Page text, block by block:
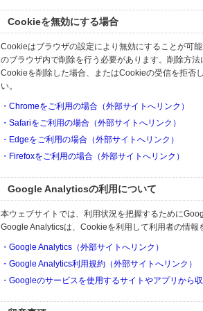
Cookieを無効にする場合
Cookieはブラウザの設定により無効にすることが可
のブラウザ内で削除を行う必要があります。削除方
Cookieを削除した場合、またはCookieの受信を拒否
い。
・Chromeをご利用の場合（外部サイトへリンク）
・Safariをご利用の場合（外部サイトへリンク）
・Edgeをご利用の場合（外部サイトへリンク）
・Firefoxをご利用の場合（外部サイトへリンク）
Google Analyticsの利用について
本ウェブサイトでは、利用状況を把握するために
Google Analyticsは、Cookieを利用して利用者の情報
・Google Analytics（外部サイトへリンク）
・Google Analytics利用規約（外部サイトへリンク）
・Googleのサービスを使用するサイトやアプリから